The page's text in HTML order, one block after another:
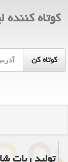
كوتاه كننده